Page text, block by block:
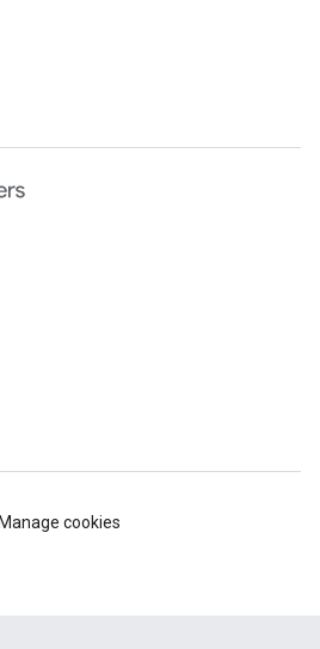
Manage cookies